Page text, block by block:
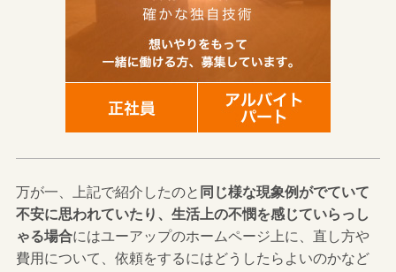
万が一、上記で紹介したのと 同じ様な現象例がでていて
不安に思われていたり、生活上の不憫を感じていらっし
ゃる場合にはユーアップのホームページ上に、直し方や
費用について、依頼をするにはどうしたらよいのかなど